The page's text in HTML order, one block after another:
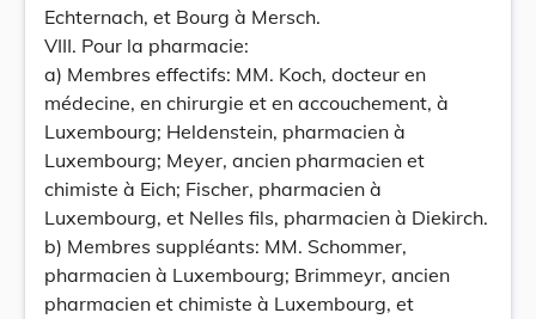
Echternach, et Bourg à Mersch.
VIII. Pour la pharmacie:
a) Membres effectifs: MM. Koch, docteur en
médecine, en chirurgie et en accouchement, à
Luxembourg; Heldenstein, pharmacien à
Luxembourg; Meyer, ancien pharmacien et
chimiste à Eich; Fischer, pharmacien à
Luxembourg, et Nelles fils, pharmacien à Diekirch.
b) Membres suppléants: MM. Schommer,
pharmacien à Luxembourg; Brimmeyr, ancien
pharmacien et chimiste à Luxembourg, et